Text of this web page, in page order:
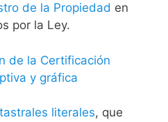
de la Propiedad en
por la Ley.
de la Certificación
y gráfica
literales, que